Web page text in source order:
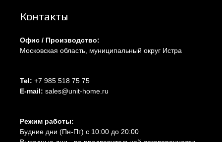
Контакты
Офис / Производство:
Московская область, муниципальный округ Истра
Tel: +7 985 518 75 75
E-mail: sales@unit-home.ru
Режим работы:
Будние дни (Пн-Пт) с 10:00 до 20:00